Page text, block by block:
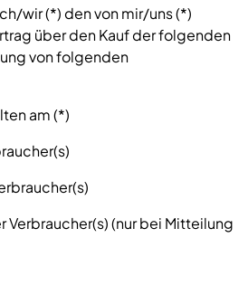
wir (*) den von mir/uns (*)
über den Kauf der folgenden
von folgenden
am (*)
(nur bei Mitteilung